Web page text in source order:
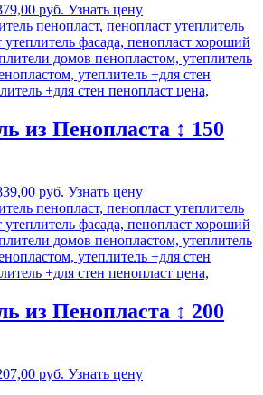
руб. Узнать цену
из Пенопласта ↕ 150
руб. Узнать цену
из Пенопласта ↕ 200
руб. Узнать цену